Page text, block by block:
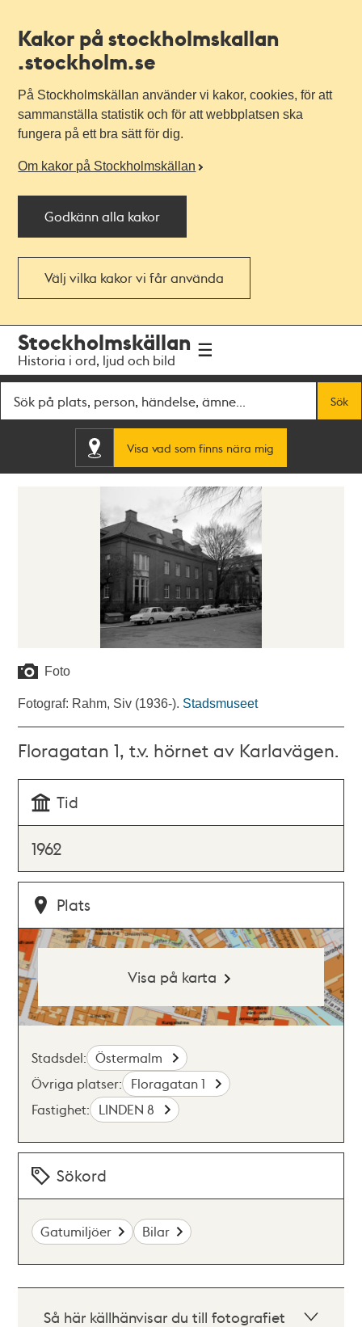
Kakor på stockholmskallan
.stockholm.se
På Stockholmskällan använder vi kakor, cookies, för att
sammanställa statistik och för att webbplatsen ska
fungera på ett bra sätt för dig.
Om kakor på Stockholmskällan
Godkänn alla kakor
Välj vilka kakor vi får använda
navigationen
huvudinnehållet
Stockholmskällan
Historia i ord, ljud och bild
Sök
Visa vad som finns nära mig
Foto
Fotograf: Rahm, Siv (1936-). Stadsmuseet
Floragatan 1, t.v. hörnet av Karlavägen.
Tid
1962
Plats
Visa på karta
Stadsdel: Östermalm
Övriga platser: Floragatan 1
Fastighet: LINDEN 8
Sökord
Gatumiljöer Bilar
Så här källhänvisar du till fotografiet